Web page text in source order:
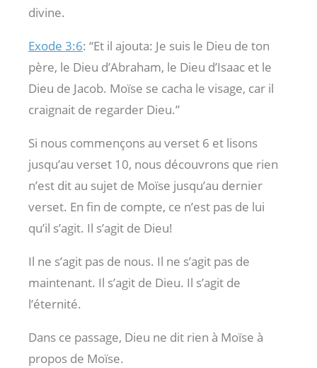
divine.
Exode 3:6: “Et il ajouta: Je suis le Dieu de ton
père, le Dieu d’Abraham, le Dieu d’Isaac et le
Dieu de Jacob. Moïse se cacha le visage, car il
craignait de regarder Dieu.”
Si nous commençons au verset 6 et lisons
jusqu’au verset 10, nous découvrons que rien
n’est dit au sujet de Moïse jusqu’au dernier
verset. En fin de compte, ce n’est pas de lui
qu’il s’agit. Il s’agit de Dieu!
Il ne s’agit pas de nous. Il ne s’agit pas de
maintenant. Il s’agit de Dieu. Il s’agit de
l’éternité.
Dans ce passage, Dieu ne dit rien à Moïse à
propos de Moïse.